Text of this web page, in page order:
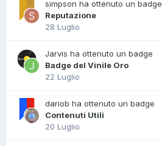
simpson ha ottenuto un badge
Reputazione
28 Luglio
Jarvis ha ottenuto un badge
Badge del Vinile Oro
22 Luglio
dariob ha ottenuto un badge
Contenuti Utili
20 Luglio